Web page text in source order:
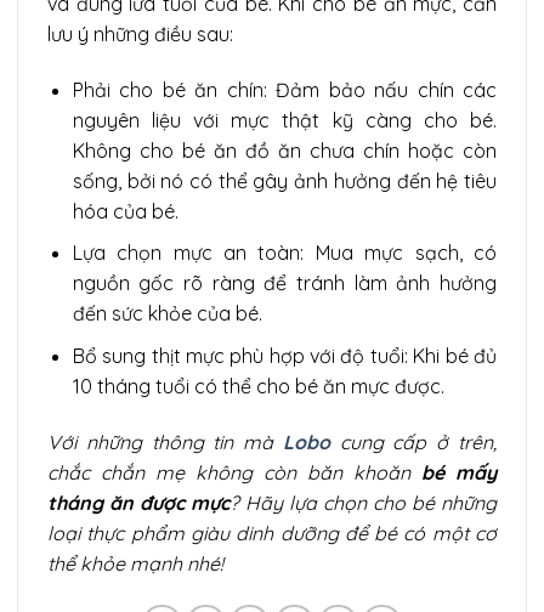
lưu ý những điều sau:
Phải cho bé ăn chín: Đảm bảo nấu chín các
nguyên liệu với mực thật kỹ càng cho bé.
Không cho bé ăn đồ ăn chưa chín hoặc còn
sống, bởi nó có thể gây ảnh hưởng đến hệ tiêu
hóa của bé.
Lựa chọn mực an toàn: Mua mực sạch, có
nguồn gốc rõ ràng để tránh làm ảnh hưởng
đến sức khỏe của bé.
Bổ sung thịt mực phù hợp với độ tuổi: Khi bé đủ
10 tháng tuổi có thể cho bé ăn mực được.
Với những thông tin mà Lobo cung cấp ở trên,
chắc chắn mẹ không còn băn khoăn bé mấy
tháng ăn được mực? Hãy lựa chọn cho bé những
loại thực phẩm giàu dinh dưỡng để bé có một cơ
thể khỏe mạnh nhé!